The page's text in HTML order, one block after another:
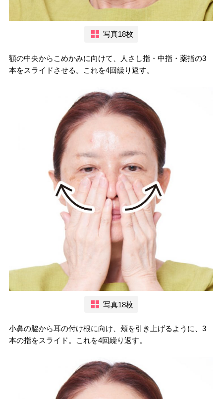
写真18枚
額の中央からこめかみに向けて、人さし指・中指・薬指の3
本をスライドさせる。これを4回繰り返す。
写真18枚
小鼻の脇から耳の付け根に向け、頬を引き上げるように、3
本の指をスライド。これを4回繰り返す。